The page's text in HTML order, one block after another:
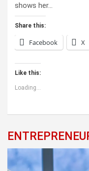
shows her…
Share this:
Facebook X
Like this:
Loading...